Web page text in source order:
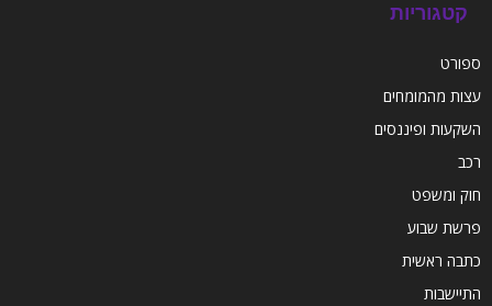
קטגוריות
ספורט
עצות מהמומחים
השקעות ופיננסים
רכב
חוק ומשפט
פרשת שבוע
כתבה ראשית
התיישבות